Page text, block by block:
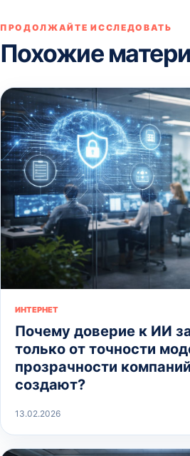
ПРОДОЛЖАЙТЕ ИССЛЕДОВАТЬ
Похожие
ИНТЕРНЕТ
Почему доверие к ИИ
только от точности
прозрачности
создают?
13.02.2026